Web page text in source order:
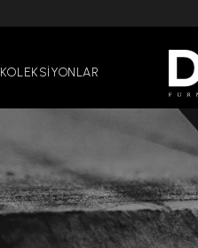
KOLEKSİYONLAR